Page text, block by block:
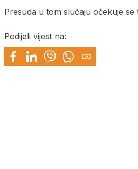
Presuda u tom slučaju očekuje se
Podijeli vijest na: